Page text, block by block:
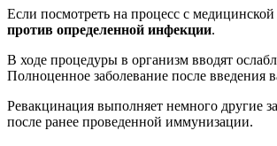
Если посмотреть на процесс с
против определенной инфекции.
В ходе процедуры в организм вводят
Полноценное заболевание после введения
Ревакцинация выполняет немного другие
после ранее проведенной иммунизации.